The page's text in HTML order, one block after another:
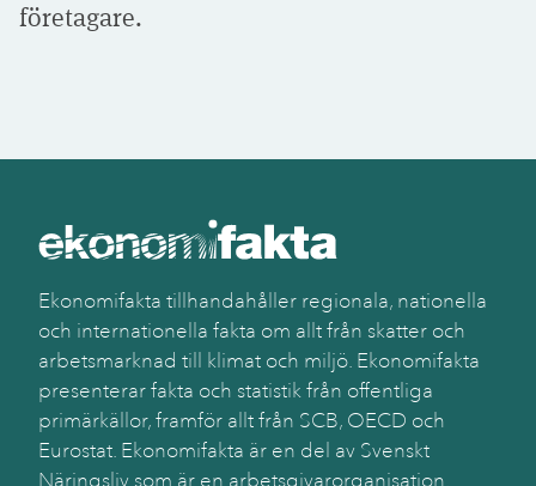
företagare.
Ekonomifakta tillhandahåller regionala, nationella
och internationella fakta om allt från skatter och
arbetsmarknad till klimat och miljö. Ekonomifakta
presenterar fakta och statistik från offentliga
primärkällor, framför allt från SCB, OECD och
Eurostat. Ekonomifakta är en del av Svenskt
Näringsliv som är en arbetsgivarorganisation.